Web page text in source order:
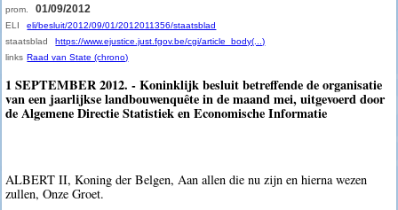
prom. 01/09/2012
ELI
eli/besluit/2012/09/01/2012011356/staatsblad
staatsblad
https://www.ejustice.just.fgov.be/cgi/article_body(...)
links Raad van State (chrono)
1 SEPTEMBER 2012. - Koninklijk besluit betreffende de organisatie
van een jaarlijkse landbouwenquête in de maand mei, uitgevoerd door
de Algemene Directie Statistiek en Economische Informatie
ALBERT II, Koning der Belgen, Aan allen die nu zijn en hierna wezen
zullen, Onze Groet.